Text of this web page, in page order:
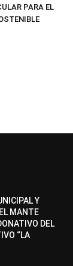
PARA EL
Y
MANTE
DEL
“LA